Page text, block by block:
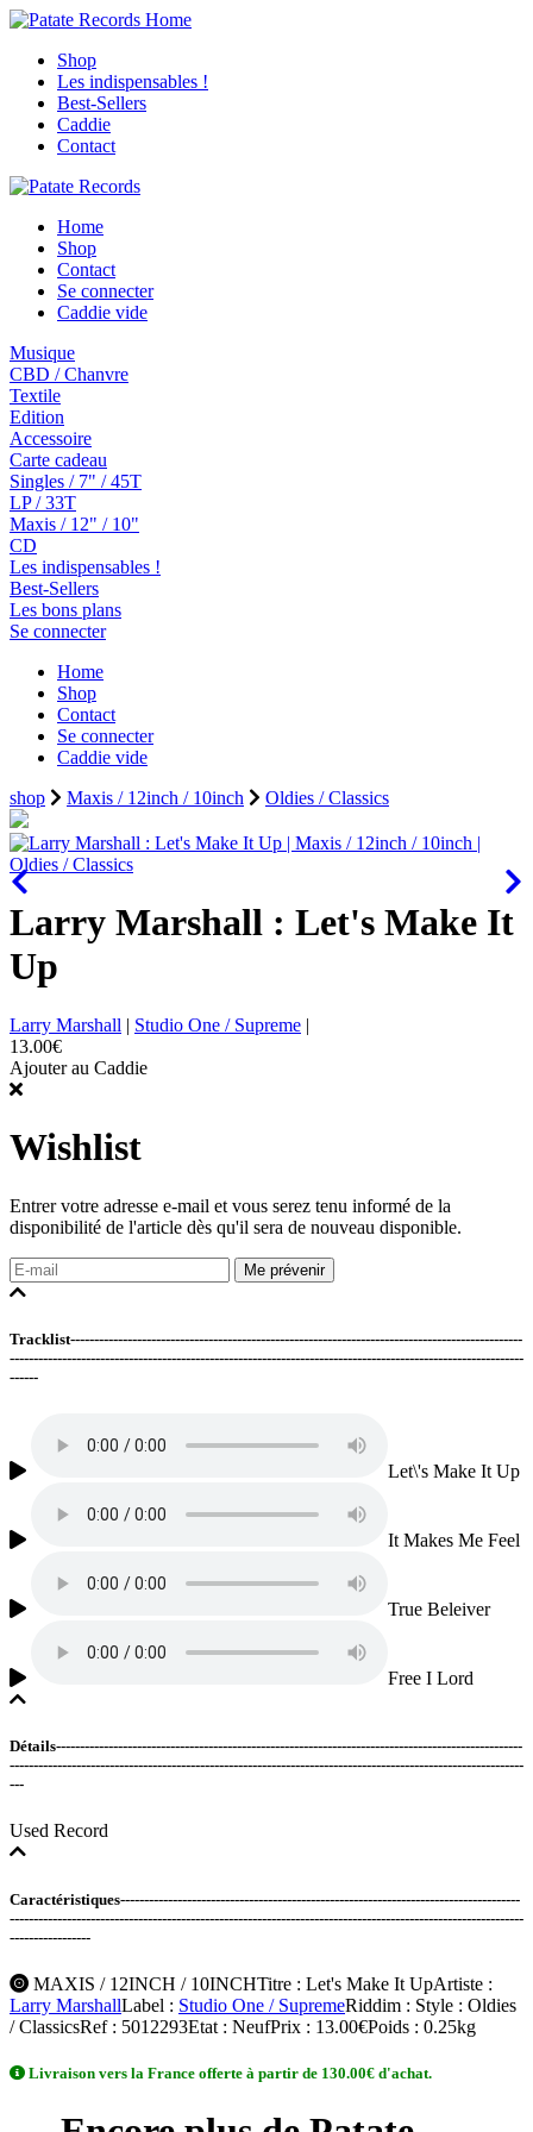
Shop
Les indispensables !
Best-Sellers
Caddie
Contact
Home
Shop
Contact
Se connecter
Caddie vide
Musique
CBD / Chanvre
Textile
Edition
Accessoire
Carte cadeau
Singles / 7" / 45T
LP / 33T
Maxis / 12" / 10"
CD
Les indispensables !
Best-Sellers
Les bons plans
Se connecter
Home
Shop
Contact
Se connecter
Caddie vide
shop
Maxis / 12inch / 10inch Oldies / Classics
Larry Marshall : Let's Make It
Up
Larry Marshall | Studio One / Supreme |
13.00€
Ajouter au Caddie
Wishlist
Entrer votre adresse e-mail et vous serez tenu informé de la
disponibilité de l'article dès qu'il sera de nouveau disponible.
Me prévenir
Tracklist-----------------------------------------------------------------------------------------------
------------------------------------------------------------------------------------------------------------
------
Let\'s Make It Up
It Makes Me Feel
True Beleiver
Free I Lord
Détails--------------------------------------------------------------------------------------------------
------------------------------------------------------------------------------------------------------------
---
Used Record
Caractéristiques------------------------------------------------------------------------------------
------------------------------------------------------------------------------------------------------------
-----------------
MAXIS / 12INCH / 10INCHTitre : Let's Make It UpArtiste :
Larry MarshallLabel : Studio One / SupremeRiddim : Style : Oldies
/ ClassicsRef: 5012293Etat : NeufPrix : 13.00€Poids : 0.25kg
Livraison vers la France offerte à partir de 130.00€ d'achat.